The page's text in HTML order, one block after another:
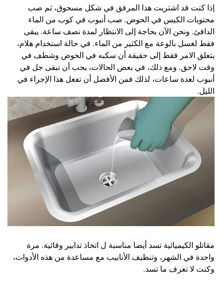
إذا كنت قد اشتريت هذا المرفق في شكل مسحوق، ثم صب
محتويات الكيس في الحوض. صب أنبوب في كوب من الماء
الدافئ. ونحن الآن بحاجة إلى الانتظار لمدة نصف ساعة. يبقى
فقط لغسل بالوعة مع الكثير من الماء. في حالة استخدام هلام،
يتعلق الامر فقط إلى حقيقة أن سكبه في الحوض وشطف في
وقت لاحق. ومع ذلك، في بعض الحالات، يجب أن تبقى جل في
أنبوب لعدة ساعات، لذلك فمن الأفضل أن تفعل هذا الإجراء في
الليل.
مقاتلو الكيميائية تسد أيضا مناسبة ل اتخاذ تدابير وقائية. مرة
واحدة في الشهر، وتنظيف الأنابيب مع مساعدة من هذه الأدوات،
وكنت لا تعرف ما تسد.